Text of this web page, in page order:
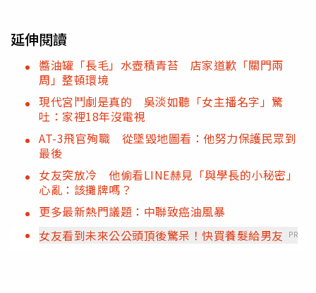
延伸閱讀
醬油罐「長毛」水壺積青苔 店家道歉「關門兩
周」整頓環境
現代宮鬥劇是真的 吳淡如聽「女主播名字」驚
吐：家裡18年沒電視
AT-3飛官殉職 從墜毀地圖看：他努力保護民眾到
最後
女友突放冷 他偷看LINE赫見「與學長的小秘密」
心亂：該攤牌嗎？
更多最新熱門議題：中聯致癌油風暴
女友看到未來公公頭頂後驚呆！快買養髮給男友
PR